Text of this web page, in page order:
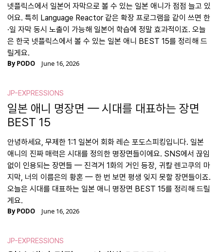
넷플릭스에서 일본어 자막으로 볼 수 있는 일본 애니가 점점 늘고 있
어요. 특히 Language Reactor 같은 확장 프로그램을 같이 쓰면 한
·일 자막 동시 노출이 가능해 일본어 학습에 정말 효과적이죠. 오늘
은 한국 넷플릭스에서 볼 수 있는 일본 애니 BEST 15를 정리해 드
릴게요.
ByPODO June 16, 2026
JP-EXPRESSIONS
일본 애니 명장면 — 시대를 대표하는 장면
BEST 15
안녕하세요, 무제한 1:1 일본어 회화 레슨 포도스피킹입니다. 일본
애니의 진짜 매력은 시대를 정의한 명장면들이에요. SNS에서 끊임
없이 인용되는 장면들 — 진격거 1화의 거인 등장, 귀칼 렌고쿠의 마
지막, 너의 이름은의 황혼 — 한 번 보면 평생 잊지 못할 장면들이죠.
오늘은 시대를 대표하는 일본 애니 명장면 BEST 15를 정리해 드릴
게요.
ByPODO June 16, 2026
JP-EXPRESSIONS